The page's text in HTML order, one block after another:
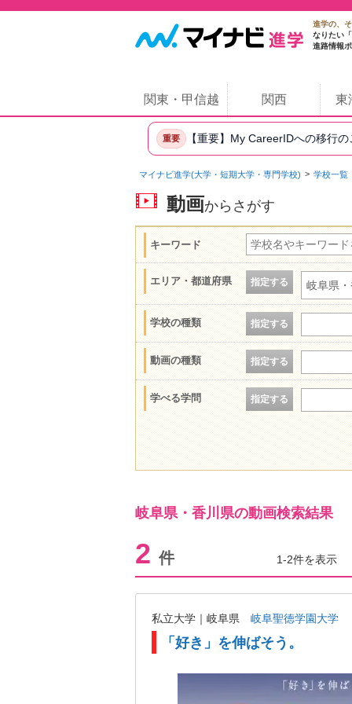
進学の、
なりたい
進路情報
関東・甲信越 関西 東
重要 【重要】My CareerIDへの移行
マイナビ進学(大学・短期大学・専門学校) 学校一覧
動画からさがす
キーワード
エリア・都道府県 指定する 岐阜県
学校の種類 指定する
動画の種類 指定する
学べる学問 指定する
岐阜県・香川県の動画検索結果
2 件 1-2件を表示
私立大学｜岐阜県 岐阜聖徳学園大学
「好き」を伸ばそう。